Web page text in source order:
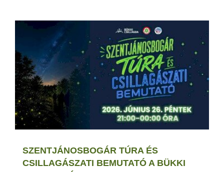
SZENTJÁNOSBOGÁR TÚRA ÉS
CSILLAGÁSZATI BEMUTATÓ A BÜKKI